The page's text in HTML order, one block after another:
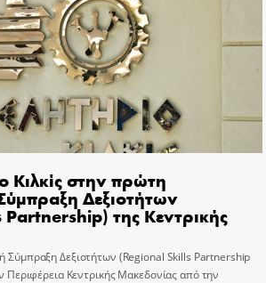
Κιλκίς στην πρώτη
Δεξιοτήτων
της Κεντρικής
Σύμπραξη Δεξιοτήτων (Regional Skills Partnership
Περιφέρεια Κεντρικής Μακεδονίας από την